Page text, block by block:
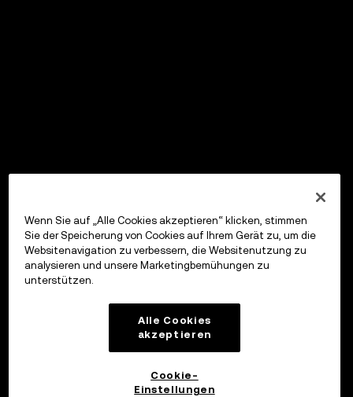
Wenn Sie auf „Alle Cookies akzeptieren“ klicken, stimmen
Sie der Speicherung von Cookies auf Ihrem Gerät zu, um die
Websitenavigation zu verbessern, die Websitenutzung zu
analysieren und unsere Marketingbemühungen zu
unterstützen.
Alle Cookies
akzeptieren
Cookie-
Einstellungen